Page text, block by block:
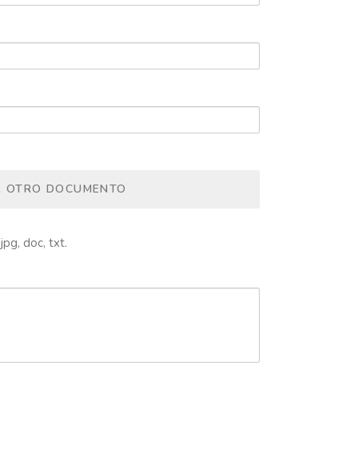
OTRO DOCUMENTO
doc, txt.